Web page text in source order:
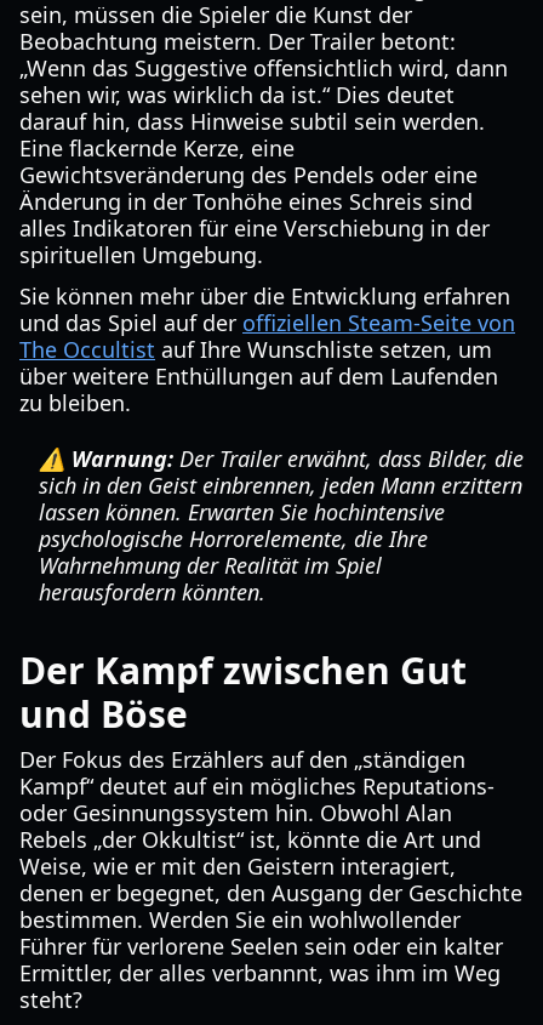
sein, müssen die Spieler die Kunst der
Beobachtung meistern. Der Trailer betont:
„Wenn das Suggestive offensichtlich wird, dann
sehen wir, was wirklich da ist.“ Dies deutet
darauf hin, dass Hinweise subtil sein werden.
Eine flackernde Kerze, eine
Gewichtsveränderung des Pendels oder eine
Änderung in der Tonhöhe eines Schreis sind
alles Indikatoren für eine Verschiebung in der
spirituellen Umgebung.
Sie können mehr über die Entwicklung erfahren
und das Spiel auf der offiziellen Steam-Seite von
The Occultist auf Ihre Wunschliste setzen, um
über weitere Enthüllungen auf dem Laufenden
zu bleiben.
⚠️ Warnung: Der Trailer erwähnt, dass Bilder, die
sich in den Geist einbrennen, jeden Mann erzittern
lassen können. Erwarten Sie hochintensive
psychologische Horrorelemente, die Ihre
Wahrnehmung der Realität im Spiel
herausfordern könnten.
Der Kampf zwischen Gut
und Böse
Der Fokus des Erzählers auf den „ständigen
Kampf“ deutet auf ein mögliches Reputations-
oder Gesinnungssystem hin. Obwohl Alan
Rebels „der Okkultist“ ist, könnte die Art und
Weise, wie er mit den Geistern interagiert,
denen er begegnet, den Ausgang der Geschichte
bestimmen. Werden Sie ein wohlwollender
Führer für verlorene Seelen sein oder ein kalter
Ermittler, der alles verbannnt, was ihm im Weg
steht?